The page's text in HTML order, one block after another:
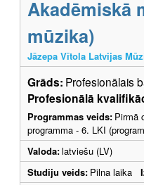
Akadēmiskā
mūzika)
Jāzepa Vītola Latvijas
Grāds: Profesionālais
Profesionālā
Programmas veids: Pirmā
programma - 6. LKI
Valoda:latviešu (LV)
Studiju veids: Pilna laika